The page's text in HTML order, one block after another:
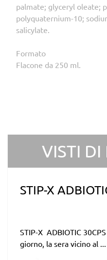
palmate; glyceryl oleate;
polyquaternium-10;
salicylate.
Formato
Flacone da 250 ml.
VISTI DI
STIP-X
STIP-X ADBIOTIC
giorno, la sera vicino al ...